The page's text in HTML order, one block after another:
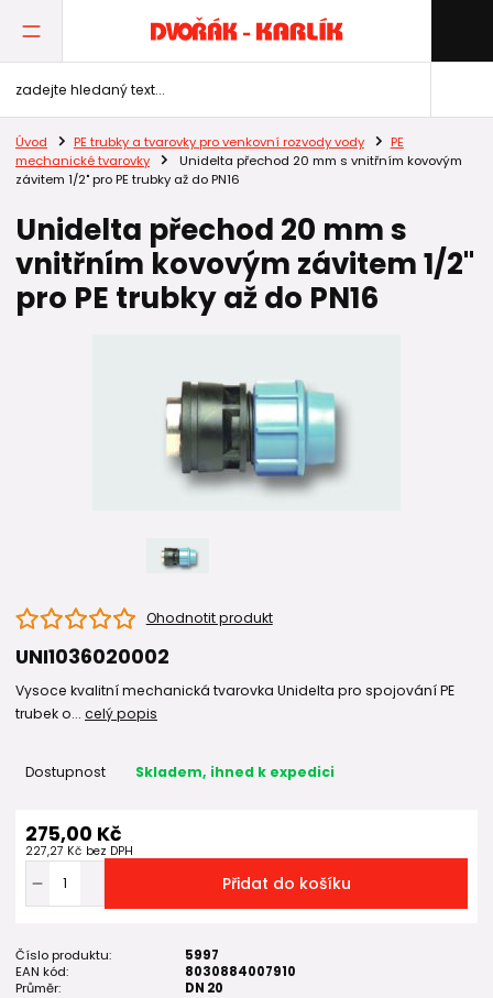
Úvod PE trubky a tvarovky pro venkovní rozvody vody
PE
mechanické tvarovky
Unidelta přechod 20 mm s vnitřním kovovým
závitem 1/2" pro PE trubky až do PN16
Unidelta přechod 20 mm s
vnitřním kovovým závitem 1/2"
pro PE trubky až do PN16
Ohodnotit produkt
UNI1036020002
Vysoce kvalitní mechanická tvarovka Unidelta pro spojování PE
trubek o... celý popis
Dostupnost Skladem, ihned k expedici
275,00 Kč
227,27 Kč bez DPH
Přidat do košíku
Číslo produktu:
5997
EAN kód:
8030884007910
Průměr:
DN 20